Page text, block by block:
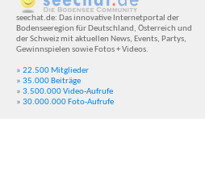
seechat.de: Das innovative Internetportal der
Bodenseeregion für Deutschland, Österreich und
der Schweiz mit aktuellen News, Events, Partys,
Gewinnspielen sowie Fotos + Videos.
» 22.500 Mitglieder
» 35.000 Beiträge
» 3.500.000 Video-Aufrufe
» 30.000.000 Foto-Aufrufe